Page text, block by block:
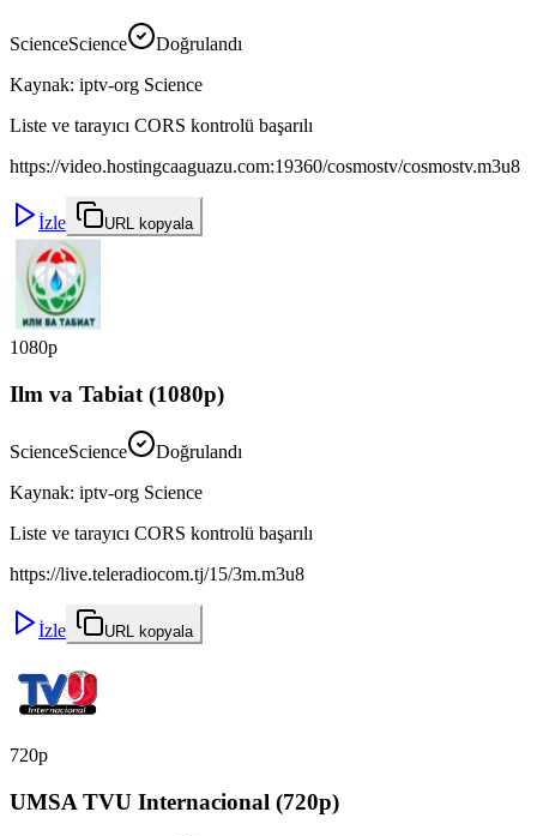
ScienceScience
Doğrulandı
Kaynak: iptv-org Science
Liste ve tarayıcı CORS kontrolü başarılı
https://video.hostingcaaguazu.com:19360/cosmostv/cosmostv.m3u8
İzle URL kopyala
1080p
Ilm va Tabiat (1080p)
ScienceScience
Doğrulandı
Kaynak: iptv-org Science
Liste ve tarayıcı CORS kontrolü başarılı
https://live.teleradiocom.tj/15/3m.m3u8
İzle URL kopyala
720p
UMSA TVU Internacional (720p)